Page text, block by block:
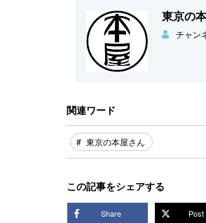
東京の
チャン
関連ワード
東京の本屋さん
この記事をシェアする
Share Post